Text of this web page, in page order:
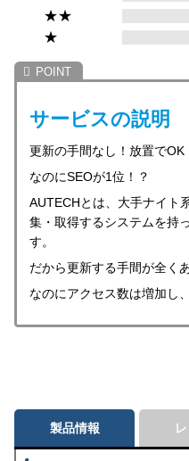
t
f
5
★★
★
サービスの説明
更新の手間なし！放置でOK
なのにSEOが1位！？
AUTECHとは、大手ナイト
集・取得するシステムを持
す。
だから更新する手間が全く
なのにアクセス数は増加し
製品情報